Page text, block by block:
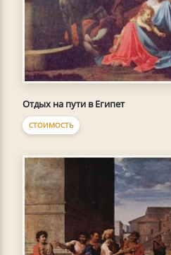
Отдых на пути в Египет
СТОИМОСТЬ